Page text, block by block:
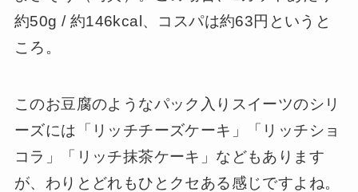
約50g / 約146kcal、コスパは約63円というと
ころ。
このお豆腐のようなパック入りスイーツのシリ
ーズには「リッチチーズケーキ」「リッチショ
コラ」「リッチ抹茶ケーキ」などもあります
が、わりとどれもひとクセある感じですよね。